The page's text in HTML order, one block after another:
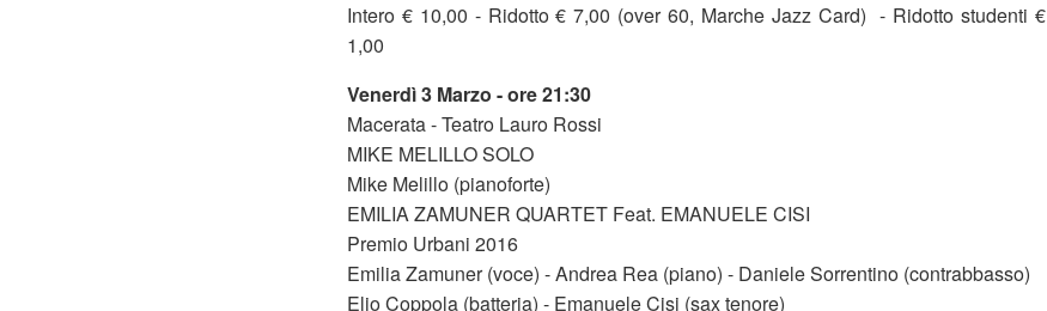
Intero € 10,00 - Ridotto € 7,00 (over 60, Marche Jazz Card) - Ridotto studenti €
1,00
Venerdì 3 Marzo - ore 21:30
Macerata - Teatro Lauro Rossi
MIKE MELILLO SOLO
Mike Melillo (pianoforte)
EMILIA ZAMUNER QUARTET Feat. EMANUELE CISI
Premio Urbani 2016
Emilia Zamuner (voce) - Andrea Rea (piano) - Daniele Sorrentino (contrabbasso)
Elio Coppola (batteria) - Emanuele Cisi (sax tenore)